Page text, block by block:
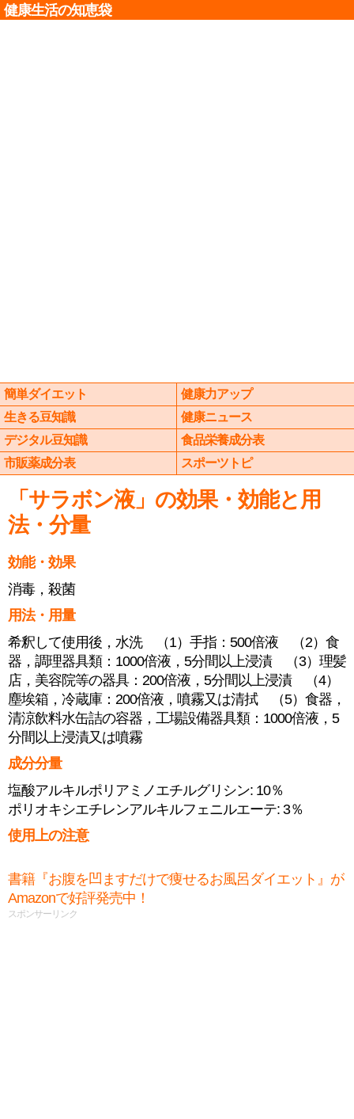
健康生活の知恵袋
簡単ダイエット
健康力アップ
生きる豆知識
健康ニュース
デジタル豆知識
食品栄養成分表
市販薬成分表
スポーツトピ
「サラボン液」の効果・効能と用
法・分量
効能・効果
消毒，殺菌
用法・用量
希釈して使用後，水洗 （1）手指：500倍液 （2）食
器，調理器具類：1000倍液，5分間以上浸漬 （3）理髪
店，美容院等の器具：200倍液，5分間以上浸漬 （4）
塵埃箱，冷蔵庫：200倍液，噴霧又は清拭 （5）食器，
清涼飲料水缶詰の容器，工場設備器具類：1000倍液，5
分間以上浸漬又は噴霧
成分分量
塩酸アルキルポリアミノエチルグリシン: 10％
ポリオキシエチレンアルキルフェニルエーテ: 3％
使用上の注意
書籍『お腹を凹ますだけで痩せるお風呂ダイエット』が
Amazonで好評発売中！
スポンサーリンク